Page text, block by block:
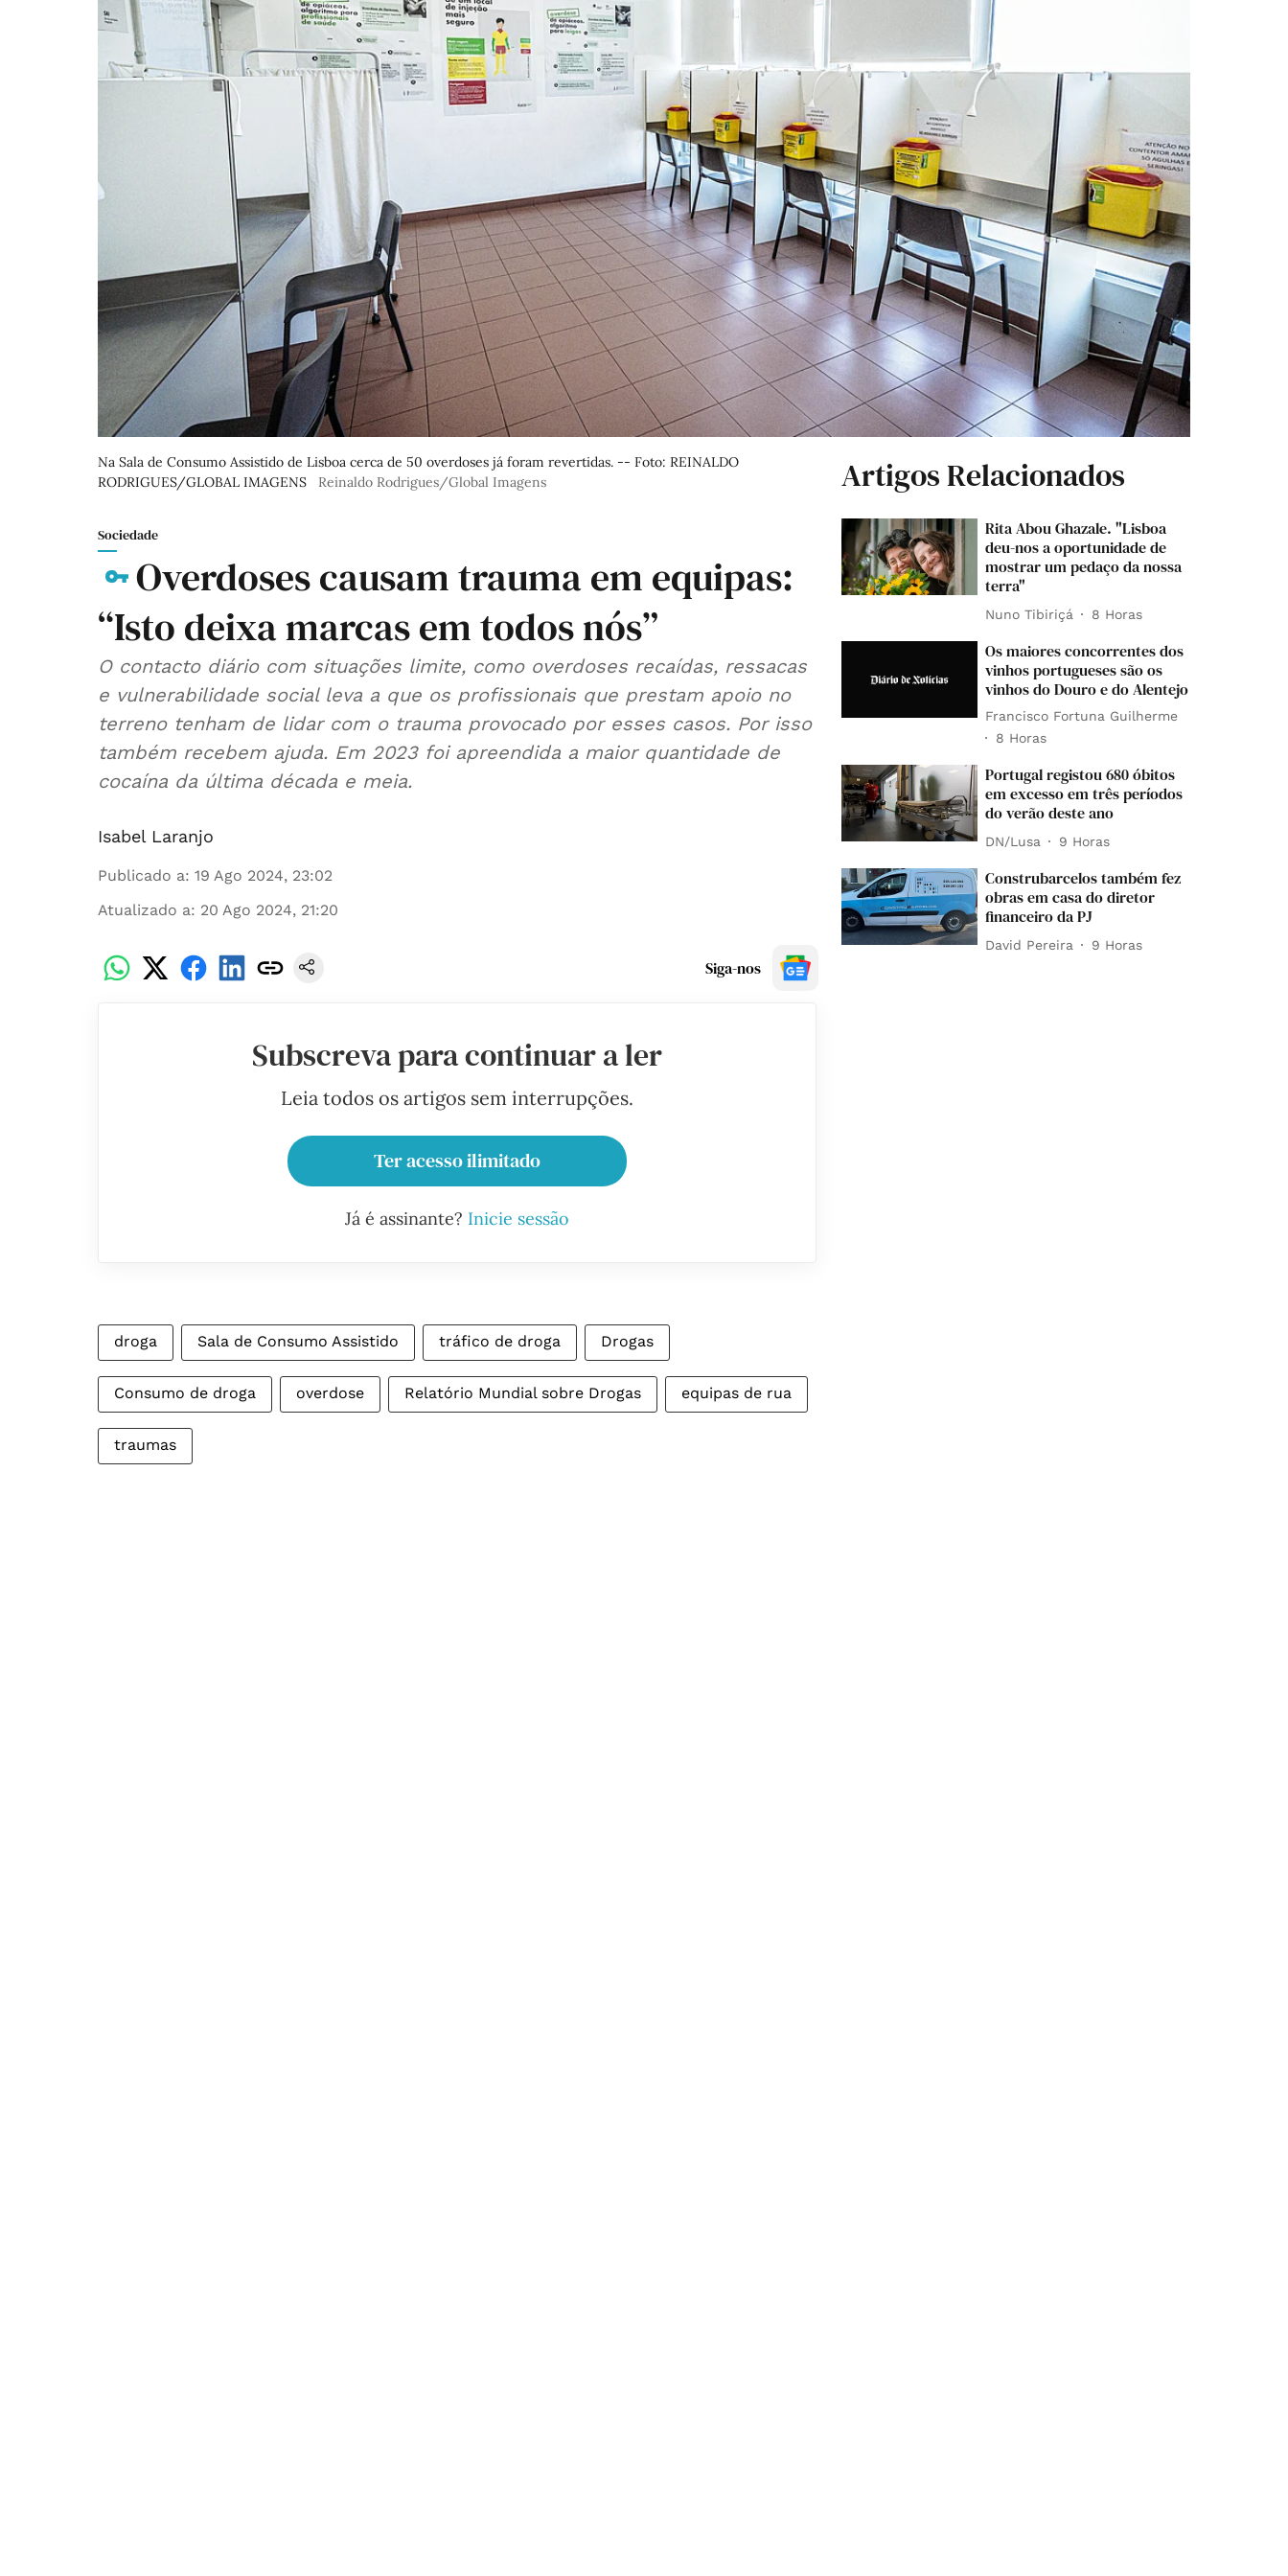
Na Sala de Consumo Assistido de Lisboa cerca de 50 overdoses já foram revertidas. -- Foto: REINALDO
RODRIGUES/GLOBAL IMAGENS
Reinaldo Rodrigues/Global Imagens
Sociedade
Overdoses causam trauma em equipas:
“Isto deixa marcas em todos nós”
O contacto diário com situações limite, como overdoses recaídas, ressacas
e vulnerabilidade social leva a que os profissionais que prestam apoio no
terreno tenham de lidar com o trauma provocado por esses casos. Por isso
também recebem ajuda. Em 2023 foi apreendida a maior quantidade de
cocaína da última década e meia.
Isabel Laranjo
Publicado a: 19 Ago 2024, 23:02
Atualizado a: 20 Ago 2024, 21:20
Siga-nos
Subscreva para continuar a ler
Leia todos os artigos sem interrupções.
Ter acesso ilimitado
Já é assinante? Inicie sessão
droga Sala de Consumo Assistido tráfico de droga Drogas
Consumo de droga overdose Relatório Mundial sobre Drogas equipas de rua
traumas
Artigos Relacionados
Rita Abou Ghazale. "Lisboa
deu-nos a oportunidade de
mostrar um pedaço da nossa
terra"
Nuno Tibiriçá 8 Horas
Os maiores concorrentes dos
vinhos portugueses são os
vinhos do Douro e do Alentejo
Francisco Fortuna Guilherme
8 Horas
Portugal registou 680 óbitos
em excesso em três períodos
do verão deste ano
DN/Lusa 9 Horas
Construbarcelos também fez
obras em casa do diretor
financeiro da PJ
David Pereira 9 Horas